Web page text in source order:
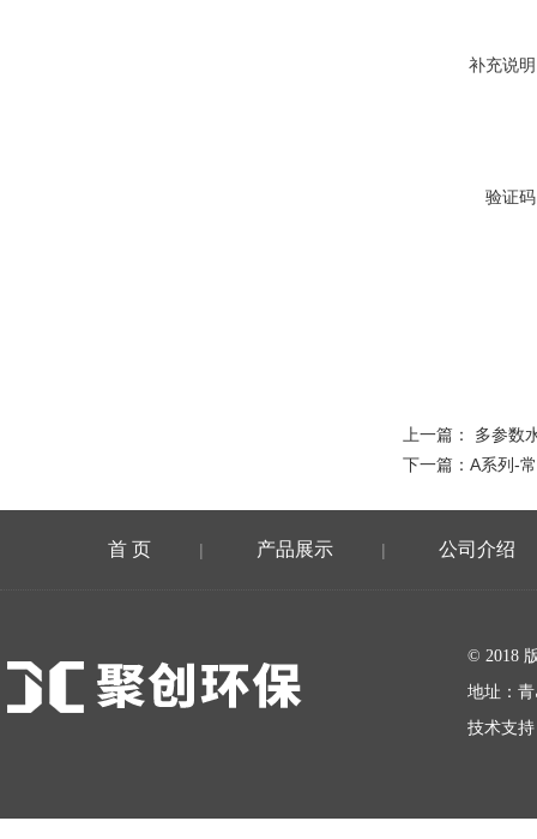
补充说
验证
上一篇： 多参数
下一篇： A系列-
首 页 | 产品展示 | 公司介绍
© 2018
地址：
技术支